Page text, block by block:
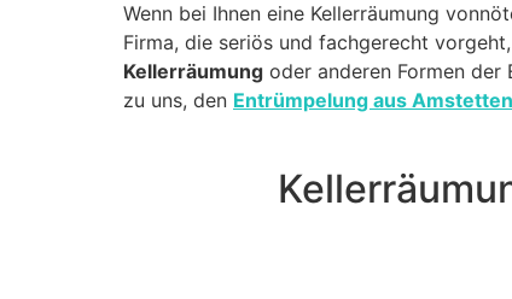
Wenn bei Ihnen eine Kellerräumung
Firma, die seriös und fachgerecht
Kellerräumung oder anderen Formen
zu uns, den Entrümpelung aus Amstetten